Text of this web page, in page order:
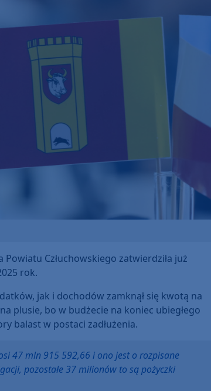
Człuchowskiego zatwierdziła już
rok.
jak i dochodów zamknął się kwotą na
plusie, bo w budżecie na koniec ubiegłego
balast w postaci zadłużenia.
47 mln 915 592,66 i ono jest o rozpisane
pozostałe 37 milionów to są pożyczki